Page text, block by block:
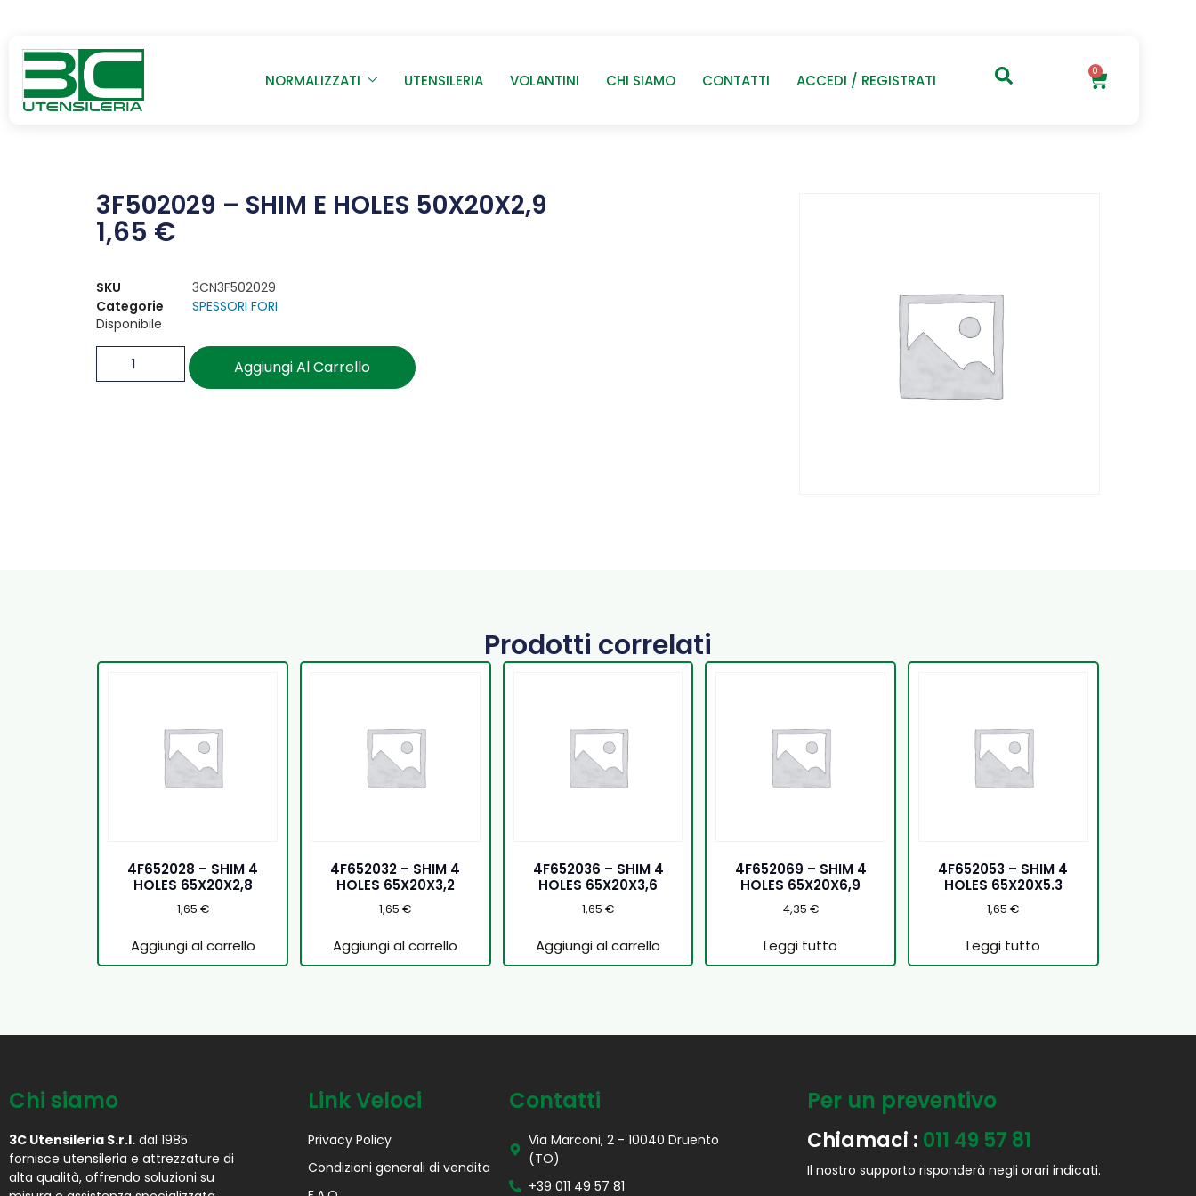
NORMALIZZATI UTENSILERIA VOLANTINI CHI SIAMO CONTATTI ACCEDI / REGISTRATI 0
3F502029 – SHIM E HOLES 50X20X2,9
1,65 €
SKU
3CN3F502029
Categorie
SPESSORI FORI
Disponibile
Aggiungi Al Carrello
Prodotti correlati
4F652028 – SHIM 4
HOLES 65X20X2,8
1,65 €
Aggiungi al carrello
4F652032 – SHIM 4
HOLES 65X20X3,2
1,65€
Aggiungi al carrello
4F652036 – SHIM 4
HOLES 65X20X3,6
1,65 €
Aggiungi al carrello
4F652069 – SHIM 4
HOLES 65X20X6,9
4,35 €
Leggi tutto
4F652053 – SHIM 4
HOLES 65X20X5.3
1,65€
Leggi tutto
Chi siamo
3C Utensileria S.r.l. dal 1985
fornisce utensileria e attrezzature di
alta qualità, offrendo soluzioni su
Link Veloci
Privacy Policy
Condizioni generali di vendita
Contatti
Via Marconi, 2 - 10040 Druento
(TO)
+39 011 49 57 81
Per un preventivo
Chiamaci : 011 49 57 81
Il nostro supporto risponderà negli orari indicati.